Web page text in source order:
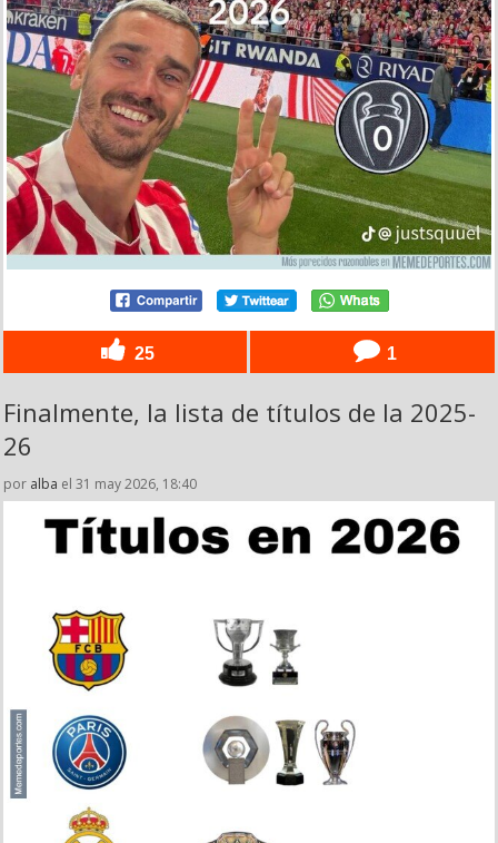
25 1
Finalmente, la lista de títulos de la 2025-
26
por alba el 31 may 2026, 18:40